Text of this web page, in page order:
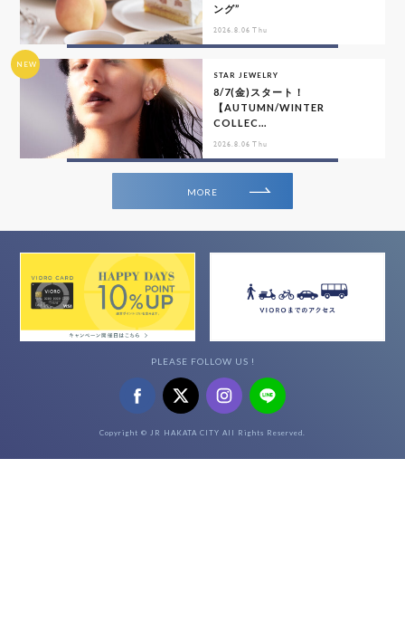
ング”
2026.8.06 Thu
NEW
STAR JEWELRY
8/7(金)スタート！
【AUTUMN/WINTER
COLLEC...
2026.8.06 Thu
MORE
PLEASE FOLLOW US !
Copyright © JR HAKATA CITY All Rights Reserved.